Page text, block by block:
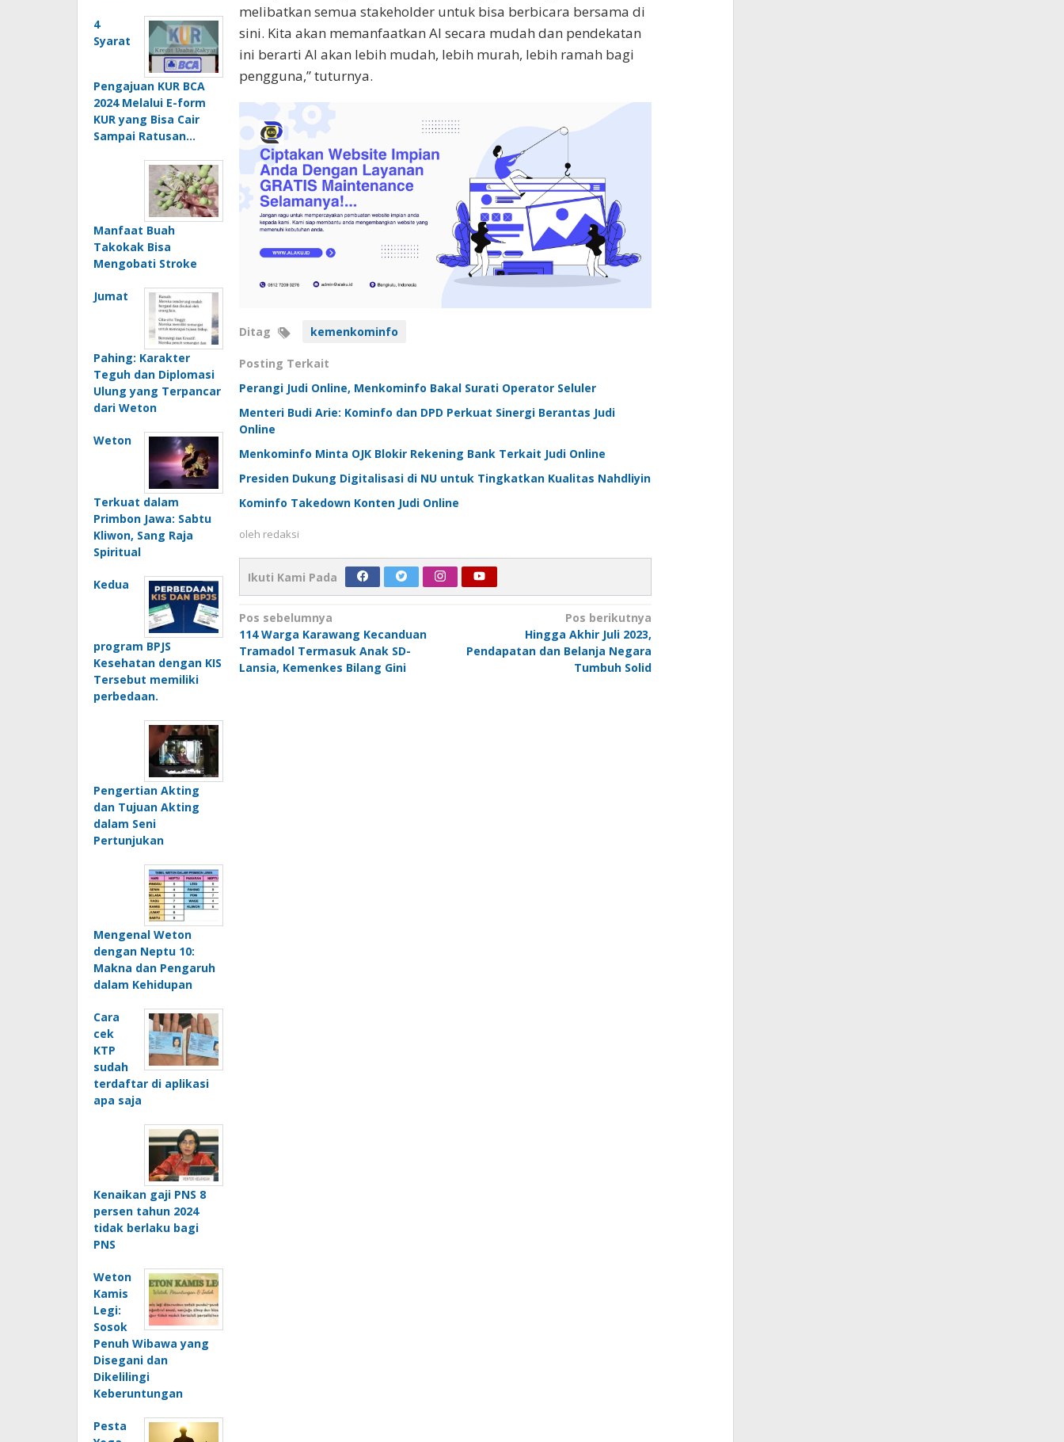
4
Syarat
Pengajuan KUR BCA
2024 Melalui E-form
KUR yang Bisa Cair
Sampai Ratusan…
Manfaat Buah
Takokak Bisa
Mengobati Stroke
Jumat
Pahing: Karakter
Teguh dan Diplomasi
Ulung yang Terpancar
dari Weton
Weton
Terkuat dalam
Primbon Jawa: Sabtu
Kliwon, Sang Raja
Spiritual
Kedua
program BPJS
Kesehatan dengan KIS
Tersebut memiliki
perbedaan.
Pengertian Akting
dan Tujuan Akting
dalam Seni
Pertunjukan
Mengenal Weton
dengan Neptu 10:
Makna dan Pengaruh
dalam Kehidupan
Cara
cek
KTP
sudah
terdaftar di aplikasi
apa saja
Kenaikan gaji PNS 8
persen tahun 2024
tidak berlaku bagi
PNS
Weton
Kamis
Legi:
Sosok
Penuh Wibawa yang
Disegani dan
Dikelilingi
Keberuntungan
Pesta
melibatkan semua stakeholder untuk bisa berbicara bersama di
sini. Kita akan memanfaatkan AI secara mudah dan pendekatan
ini berarti AI akan lebih mudah, lebih murah, lebih ramah bagi
pengguna,” tuturnya.
Ditag kemenkominfo
Posting Terkait
Perangi Judi Online, Menkominfo Bakal Surati Operator Seluler
Menteri Budi Arie: Kominfo dan DPD Perkuat Sinergi Berantas Judi
Online
Menkominfo Minta OJK Blokir Rekening Bank Terkait Judi Online
Presiden Dukung Digitalisasi di NU untuk Tingkatkan Kualitas Nahdliyin
Kominfo Takedown Konten Judi Online
oleh redaksi
Ikuti Kami Pada
Navigasi
pos
Pos sebelumnya
114 Warga Karawang Kecanduan
Tramadol Termasuk Anak SD-
Lansia, Kemenkes Bilang Gini
Pos berikutnya
Hingga Akhir Juli 2023,
Pendapatan dan Belanja Negara
Tumbuh Solid